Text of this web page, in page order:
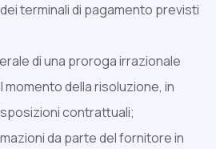
terminali di pagamento previsti
di una proroga irrazionale
della risoluzione, in
contrattuali;
da parte del fornitore in